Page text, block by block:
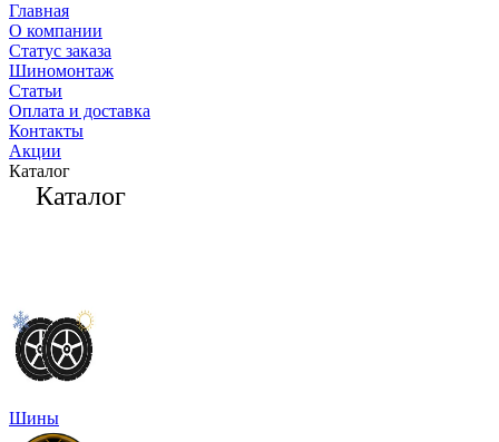
Главная
О компании
Статус заказа
Шиномонтаж
Статьи
Оплата и доставка
Контакты
Акции
Каталог
Каталог
Шины